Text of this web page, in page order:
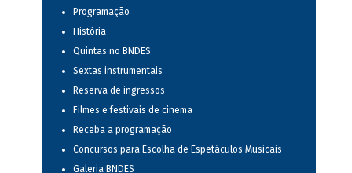
Programação
História
Quintas no BNDES
Sextas instrumentais
Reserva de ingressos
Filmes e festivais de cinema
Receba a programação
Concursos para Escolha de Espetáculos Musicais
Galeria BNDES